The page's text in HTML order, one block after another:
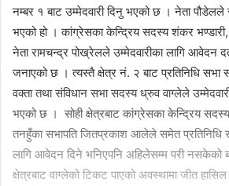
नम्बर १ बाट उम्मेदवारी दिनु भएको छ । नेता पौडेलले
भएको हो । कांग्रेसका केन्द्रिय सदस्य शंकर
नेता रामचन्द्र पोख्रेलले उम्मेदवारीका लागि आवेदन
जनाएको छ । त्यस्तै क्षेत्र नं. २ बाट प्रतिनिधि सभा
वक्ता तथा संविधान सभा सदस्य ध्रुव वाग्लेले
भएको छ । सोही क्षेत्रबाट कांग्रेसका केन्द्रिय
तनहुँका सभापति जितप्रकाश आलेले समेत प्रतिनिधि
लागि आवेदन दिने भनिएपनि अहिलेसम्म परी नसकेको
क्षेत्रबाट वाग्लेको टिकट पाएको अवस्थामा जीत